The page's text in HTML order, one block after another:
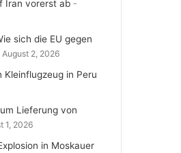
Iran vorerst ab
sich die EU gegen
August 2, 2026
Kleinflugzeug in Peru
Lieferung von
1, 2026
in Moskauer